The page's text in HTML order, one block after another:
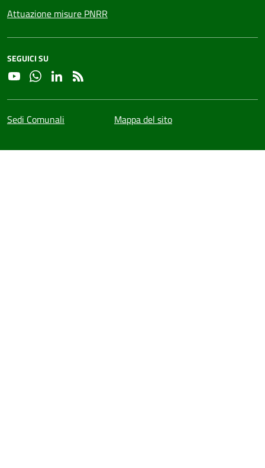
Attuazione misure PNRR
SEGUICI SU
YouTubeWhatsapp
Linkedin
Sedi Comunali Mappa del sito